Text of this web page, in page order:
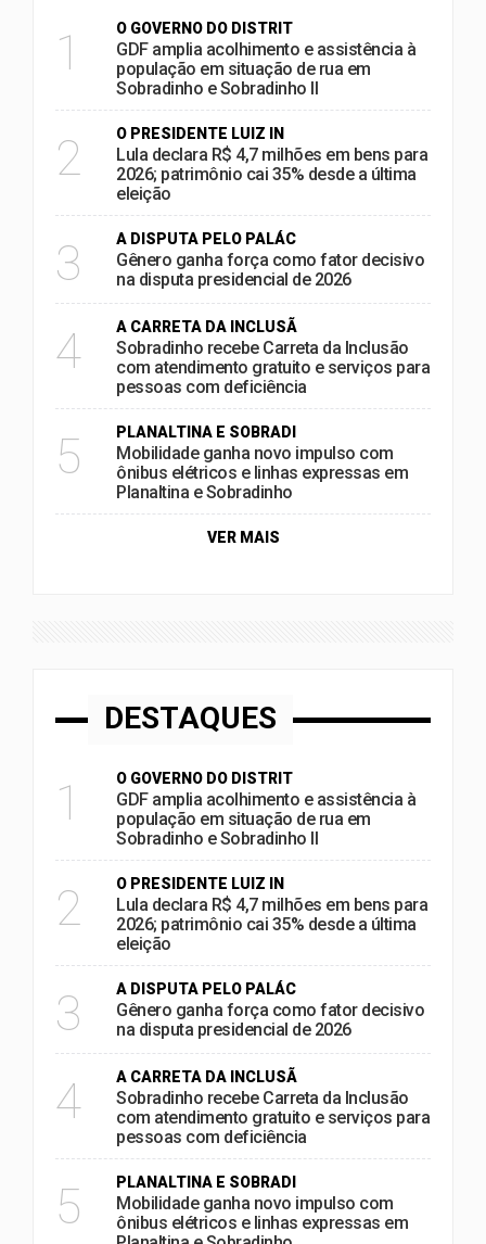
1 O GOVERNO DO DISTRIT
GDF amplia acolhimento e assistência à
população em situação de rua em
Sobradinho e Sobradinho II
2 O PRESIDENTE LUIZ IN
Lula declara R$ 4,7 milhões em bens para
2026; patrimônio cai 35% desde a última
eleição
3 A DISPUTA PELO PALÁC
Gênero ganha força como fator decisivo
na disputa presidencial de 2026
4 A CARRETA DA INCLUSÃ
Sobradinho recebe Carreta da Inclusão
com atendimento gratuito e serviços para
pessoas com deficiência
5 PLANALTINA E SOBRADI
Mobilidade ganha novo impulso com
ônibus elétricos e linhas expressas em
Planaltina e Sobradinho
VER MAIS
DESTAQUES
1 O GOVERNO DO DISTRIT
GDF amplia acolhimento e assistência à
população em situação de rua em
Sobradinho e Sobradinho II
2 O PRESIDENTE LUIZ IN
Lula declara R$ 4,7 milhões em bens para
2026; patrimônio cai 35% desde a última
eleição
3 A DISPUTA PELO PALÁC
Gênero ganha força como fator decisivo
na disputa presidencial de 2026
4 A CARRETA DA INCLUSÃ
Sobradinho recebe Carreta da Inclusão
com atendimento gratuito e serviços para
pessoas com deficiência
5 PLANALTINA E SOBRADI
Mobilidade ganha novo impulso com
ônibus elétricos e linhas expressas em